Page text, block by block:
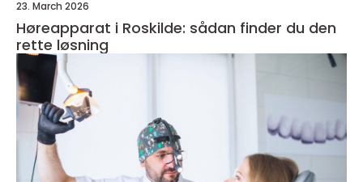
23. March 2026
Høreapparat i Roskilde: sådan finder du den
rette løsning